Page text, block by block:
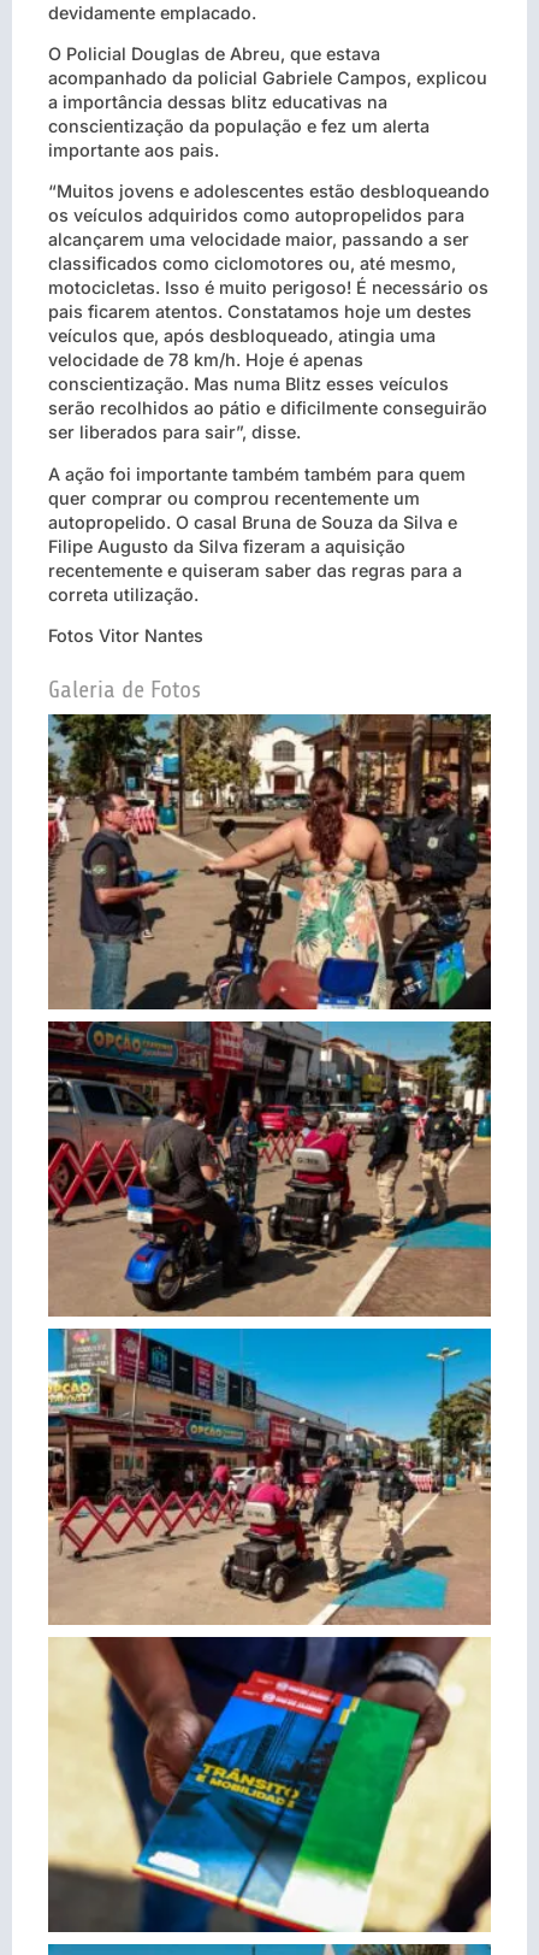
devidamente emplacado.
O Policial Douglas de Abreu, que estava
acompanhado da policial Gabriele Campos, explicou
a importância dessas blitz educativas na
conscientização da população e fez um alerta
importante aos pais.
“Muitos jovens e adolescentes estão desbloqueando
os veículos adquiridos como autopropelidos para
alcançarem uma velocidade maior, passando a ser
classificados como ciclomotores ou, até mesmo,
motocicletas. Isso é muito perigoso! É necessário os
pais ficarem atentos. Constatamos hoje um destes
veículos que, após desbloqueado, atingia uma
velocidade de 78 km/h. Hoje é apenas
conscientização. Mas numa Blitz esses veículos
serão recolhidos ao pátio e dificilmente conseguirão
ser liberados para sair”, disse.
A ação foi importante também também para quem
quer comprar ou comprou recentemente um
autopropelido. O casal Bruna de Souza da Silva e
Filipe Augusto da Silva fizeram a aquisição
recentemente e quiseram saber das regras para a
correta utilização.
Fotos Vitor Nantes
Galeria de Fotos